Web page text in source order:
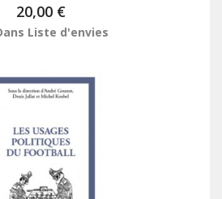
20,00 €
Liste d'envies